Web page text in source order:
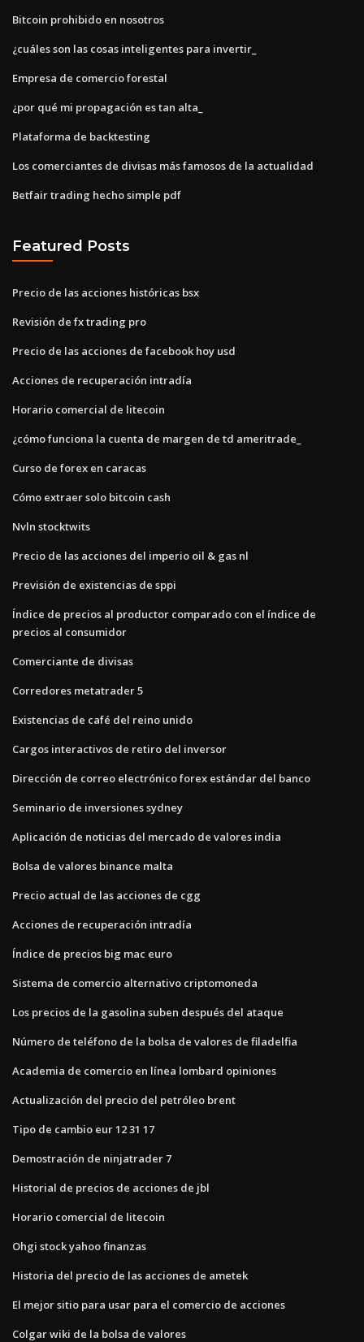
Bitcoin prohibido en nosotros
¿cuáles son las cosas inteligentes para invertir_
Empresa de comercio forestal
¿por qué mi propagación es tan alta_
Plataforma de backtesting
Los comerciantes de divisas más famosos de la actualidad
Betfair trading hecho simple pdf
Featured Posts
Precio de las acciones históricas bsx
Revisión de fx trading pro
Precio de las acciones de facebook hoy usd
Acciones de recuperación intradía
Horario comercial de litecoin
¿cómo funciona la cuenta de margen de td ameritrade_
Curso de forex en caracas
Cómo extraer solo bitcoin cash
Nvln stocktwits
Precio de las acciones del imperio oil & gas nl
Previsión de existencias de sppi
Índice de precios al productor comparado con el índice de
precios al consumidor
Comerciante de divisas
Corredores metatrader 5
Existencias de café del reino unido
Cargos interactivos de retiro del inversor
Dirección de correo electrónico forex estándar del banco
Seminario de inversiones sydney
Aplicación de noticias del mercado de valores india
Bolsa de valores binance malta
Precio actual de las acciones de cgg
Acciones de recuperación intradía
Índice de precios big mac euro
Sistema de comercio alternativo criptomoneda
Los precios de la gasolina suben después del ataque
Número de teléfono de la bolsa de valores de filadelfia
Academia de comercio en línea lombard opiniones
Actualización del precio del petróleo brent
Tipo de cambio eur 12 31 17
Demostración de ninjatrader 7
Historial de precios de acciones de jbl
Horario comercial de litecoin
Ohgi stock yahoo finanzas
Historia del precio de las acciones de ametek
El mejor sitio para usar para el comercio de acciones
Colgar wiki de la bolsa de valores